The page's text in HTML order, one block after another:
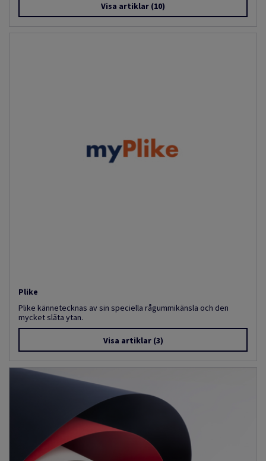
Visa artiklar (10)
Plike
Plike kännetecknas av sin speciella rågummikänsla och den
mycket släta ytan.
Visa artiklar(3)